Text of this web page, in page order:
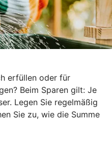
erfüllen oder für
Beim Sparen gilt: Je
Legen Sie regelmäßig
Sie zu, wie die Summe